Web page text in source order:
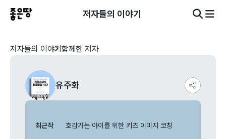
저자들의 이야기
저자들의 이야기 함께한 저자
유주화
최근작 호감가는 아이를 위한 키즈 이미지 코칭